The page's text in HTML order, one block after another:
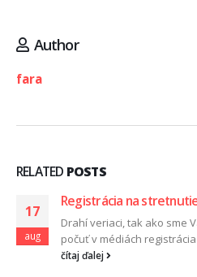
Author
fara
RELATED POSTS
17
aug
Registrácia na
Drahí veriaci, tak ako sme
počuť v médiách
čítaj ďalej